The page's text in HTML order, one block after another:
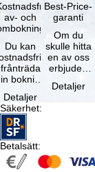
av- och
Du kan
frånträda
bokning
efter
…
Detaljer
Best-Price-
garanti
Om du
skulle hitta
en av oss
erbjuden
samma
Detaljer
Säkerhet:
Betalsätt: